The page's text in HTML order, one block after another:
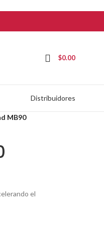
$0.00
Distribuidores
MB90
el